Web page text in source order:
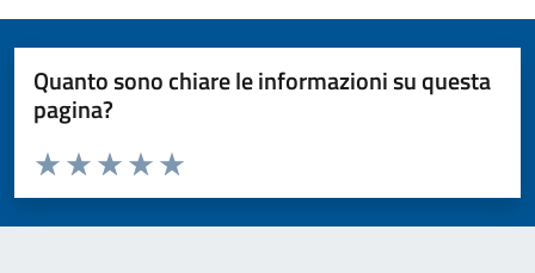
Quanto sono chiare le informazioni su questa
pagina?
Valuta da 1 a 5 stelle la pagina
Valuta 5 stelle su 5
Valuta 4 stelle su 5
Valuta 3 stelle su 5
Valuta 2 stelle su 5
Valuta 1 stelle su 5